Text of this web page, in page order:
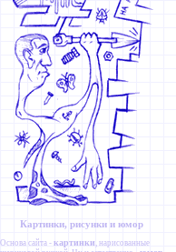
Картинки, рисунки и юмор
Основа сайта - картинки , нарисованные